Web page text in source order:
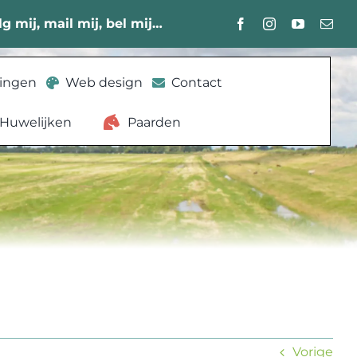
mij, mail mij, bel mij…
Web design Contact
Huwelijken Paarden
Vorige